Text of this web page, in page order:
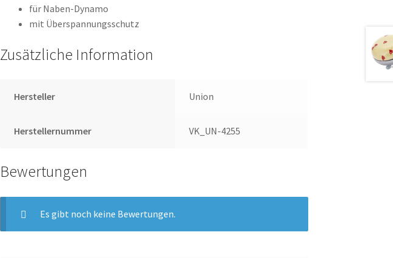
für Naben-Dynamo
mit Überspannungsschutz
Zusätzliche Information
Hersteller Union
Herstellernummer VK_UN-4255
Bewertungen
Es gibt noch keine Bewertungen.